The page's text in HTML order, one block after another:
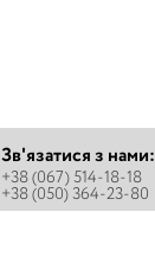
Зв'язатися з нами:
+38 (067) 514-18-18
+38 (050) 364-23-80